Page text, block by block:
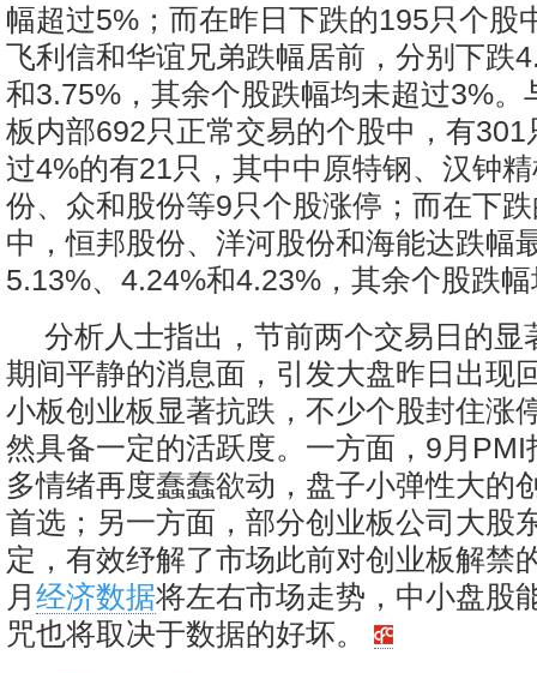
幅超过5%；而在昨日下跌的195只个股
飞利信和华谊兄弟跌幅居前，分别下跌
和3.75%，其余个股跌幅均未超过3%。
板内部692只正常交易的个股中，有301
过4%的有21只，其中中原特钢、汉钟
份、众和股份等9只个股涨停；而在下
中，恒邦股份、洋河股份和海能达跌幅
5.13%、4.24%和4.23%，其余个股跌
分析人士指出，节前两个交易日的显
期间平静的消息面，引发大盘昨日出现
小板创业板显著抗跌，不少个股封住涨
然具备一定的活跃度。一方面，9月PMI
多情绪再度蠢蠢欲动，盘子小弹性大的
首选；另一方面，部分创业板公司大股
定，有效纾解了市场此前对创业板解禁
月 经济数据将左右市场走势，中小盘股
咒也将取决于数据的好坏。